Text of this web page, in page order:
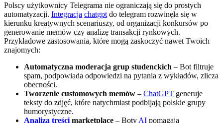
Polscy użytkownicy Telegrama nie ograniczają się do prostych
automatyzacji. Integracja chatgpt do telegram rozwinęła się w
kierunku kreatywnych scenariuszy, od organizacji konkursów po
generowanie memów czy analizę transakcji rynkowych.
Przykładowe zastosowania, które mogą zaskoczyć nawet Twoich
znajomych:
Automatyczna moderacja grup studenckich – Bot filtruje
spam, podpowiada odpowiedzi na pytania z wykładów, zlicza
obecności.
Tworzenie customowych memów – ChatGPT generuje
teksty do zdjęć, które natychmiast podbijają polskie grupy
humorystyczne.
Analiza treści marketplace – Boty AI pomagają